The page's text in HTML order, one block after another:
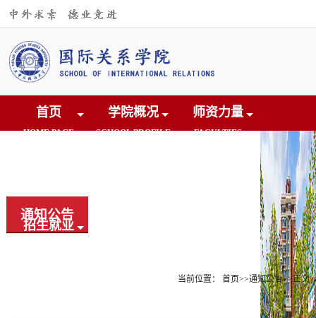
首页
HOME PAGE
学院概况
SCHOOL PROFILE
师资力量
FACULTIES
招生就业
通知公告
当前位置：首页>>通知公告>>正文